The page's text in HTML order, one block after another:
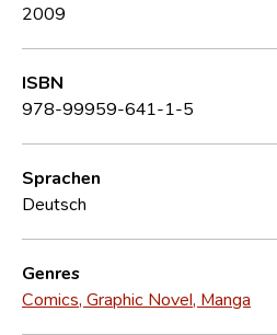
2009
ISBN
978-99959-641-1-5
Sprachen
Deutsch
Genres
Comics, Graphic Novel, Manga